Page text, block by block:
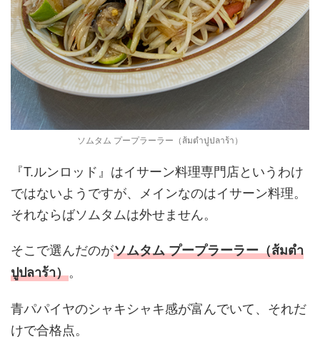
ソムタム プープラーラー（ส้มตำปูปลาร้า）
『T.ルンロッド』はイサーン料理専門店というわけ
ではないようですが、メインなのはイサーン料理。
それならばソムタムは外せません。
そこで選んだのがソムタム プープラーラー（ส้มตำ
ปูปลาร้า）。
青パパイヤのシャキシャキ感が富んでいて、それだ
けで合格点。